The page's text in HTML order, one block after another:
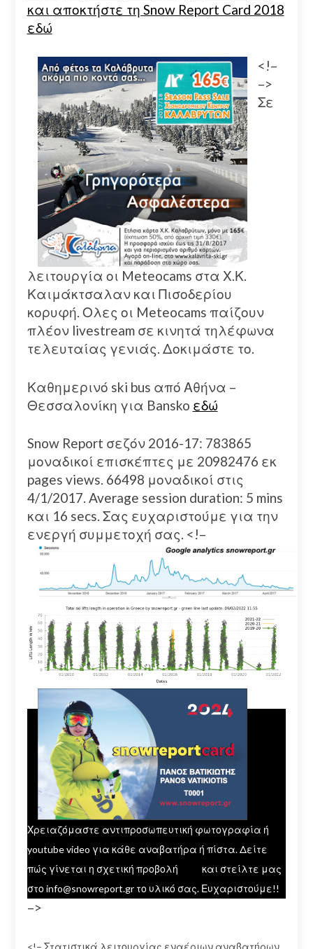
και αποκτήστε τη Snow Report Card 2018
εδώ
<!–
–>
Σε
λειτουργία οι Meteocams στα Χ.Κ.
Καιμάκτσαλαν και Πισοδερίου
κορυφή. Ολες οι Meteocams παίζουν
πλέον livestream σε κινητά τηλέφωνα
τελευταίας γενιάς. Δοκιμάστε το.
Καθημερινό ski bus από Αθήνα –
Θεσσαλονίκη για Bansko εδώ
Snow Report σεζόν 2016-17: 783865
μοναδικοί επισκέπτες με 20982476 εκ
pages views. 66498 μοναδικοί στις
4/1/2017. Average session duration: 5 mins
και 16 secs. Σας ευχαριστούμε για την
ενεργή συμμετοχή σας. <!–
Χρειαζόμαστε αντιπροσωπευτική φωτογραφία ή
youtube video για κάθε αναβατήρα ή πίστα. Δείτε
πώς γίνεται η σχετική προβολή
και στείλτε μας
στο info@snowreport.gr το υλικό σας. Ευχαριστούμε!!
–>
<!– Στατιστικά λειτουργίας εναέριων αναβατήρων